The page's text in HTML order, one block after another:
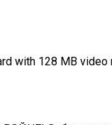
with 128 MB video